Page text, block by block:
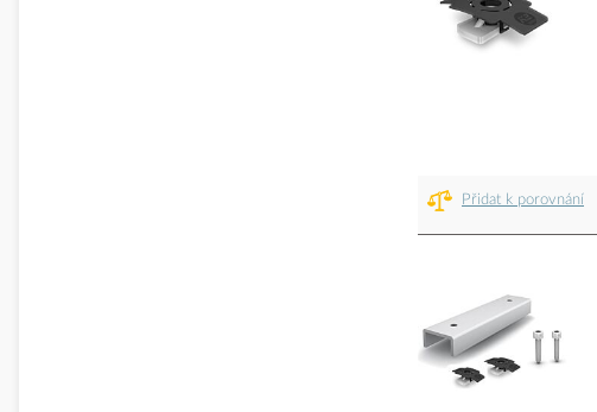
Přidat k porovnání